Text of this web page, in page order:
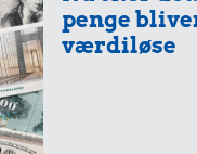
penge
værdiløse